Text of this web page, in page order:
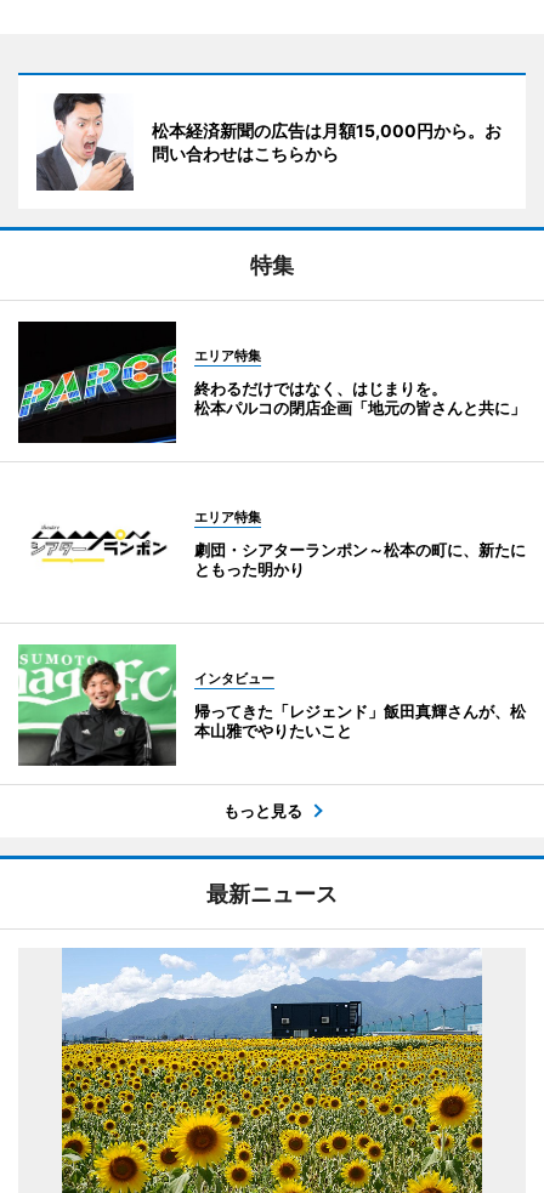
松本経済新聞の広告は月額15,000円から。お
問い合わせはこちらから
特集
エリア特集
終わるだけではなく、はじまりを。
松本パルコの閉店企画「地元の皆さんと共に」
エリア特集
劇団・シアターランポン～松本の町に、新たに
ともった明かり
インタビュー
帰ってきた「レジェンド」飯田真輝さんが、松
本山雅でやりたいこと
もっと見る
最新ニュース